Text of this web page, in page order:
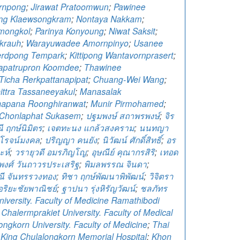
; Jirawat Pratoomwun; Pawinee
Klaewsongkram; Nontaya Nakkam;
; Parinya Konyoung; Niwat Saksit;
; Warayuwadee Amornpinyo; Usanee
Tempark; Kittipong Wantavornprasert;
Koomdee; Thawinee
Ticha Rerkpattanapipat; Chuang-Wei Wang;
Tassaneeyakul; Manasalak
Roonghiranwat; Munir Pirmohamed;
Chonlaphat Sukasem; ปฐมพงษ์ สถาพรพงษ์; จิร
ฤกษ์นิมิตร; เจตทะนง แกล้วสงคราม; นนทญา
รจน์มงคล; ปริญญา คนยัง; นิวัฒน์ ศักดิ์สิทธิ์; อร
ห์; วรายุวดี อมรภิญโญ; อุษณีย์ คุณากรสิริ; เทอด
งศ์ วันถาวรประเสริฐ; พิมลพรรณ จินดา;
จันทรรวงทอง; ทิชา ฤกษ์พัฒนาพิพัฒน์; วิจิตรา
ริยะชัยพาณิชย์; ฐาปนา รุ่งหิรัญวัฒน์; ชลภัทร
Faculty of Medicine Ramathibodi
University. Faculty of Medical
University. Faculty of Medicine; Thai
Chulalongkorn Memorial Hospital; Khon